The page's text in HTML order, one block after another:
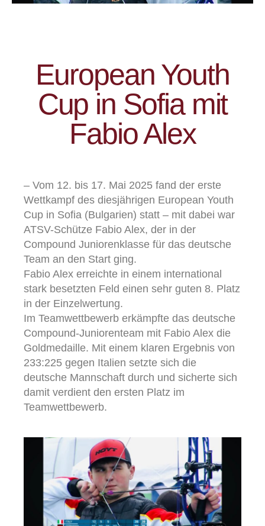
European Youth
Cup in Sofia mit
Fabio Alex
– Vom 12. bis 17. Mai 2025 fand der erste
Wettkampf des diesjährigen European Youth
Cup in Sofia (Bulgarien) statt – mit dabei war
ATSV-Schütze Fabio Alex, der in der
Compound Juniorenklasse für das deutsche
Team an den Start ging.
Fabio Alex erreichte in einem international
stark besetzten Feld einen sehr guten 8. Platz
in der Einzelwertung.
Im Teamwettbewerb erkämpfte das deutsche
Compound-Juniorenteam mit Fabio Alex die
Goldmedaille. Mit einem klaren Ergebnis von
233:225 gegen Italien setzte sich die
deutsche Mannschaft durch und sicherte sich
damit verdient den ersten Platz im
Teamwettbewerb.